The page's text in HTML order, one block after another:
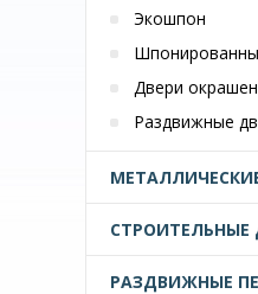
Экошпон
Двери
Раздвижные
СТРОИТЕЛЬНЫЕ
РАЗДВИЖНЫЕ